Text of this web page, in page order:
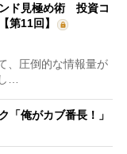
ンド見極め術 投資コ
第11回】
、圧倒的な情報量が
…
俺がカブ番長！」